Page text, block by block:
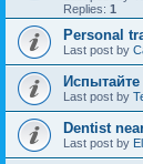
Replies: 1
Personal
Last post by
Last post by
Dentist
Last post by